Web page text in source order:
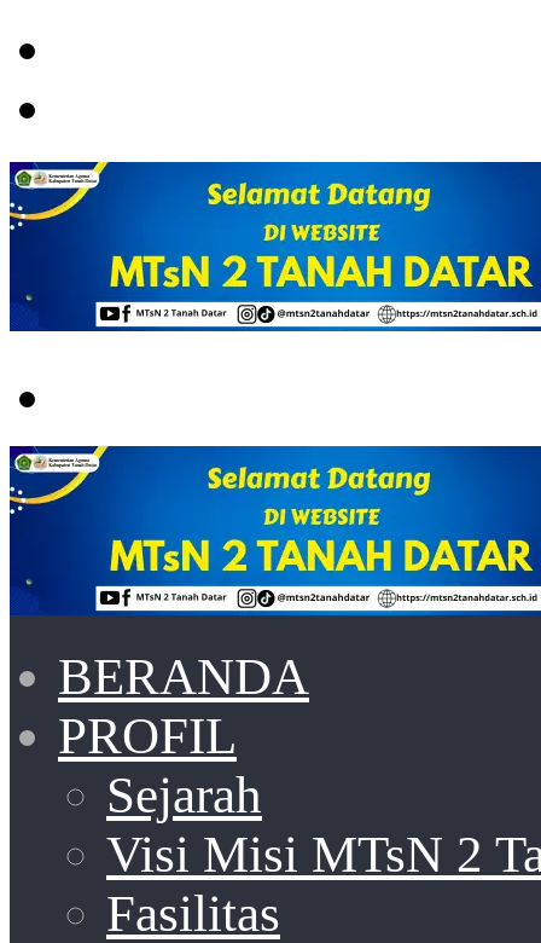
BERANDA
PROFIL
Sejarah
Visi Misi MTsN 2
Fasilitas